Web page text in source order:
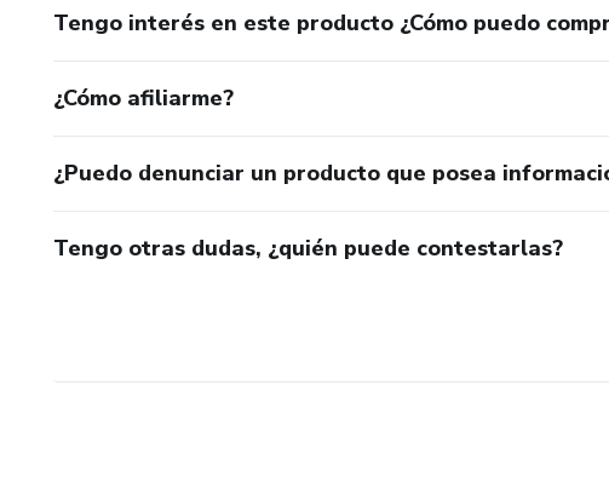
Tengo interés en este producto ¿Cómo puedo
¿Cómo afiliarme?
¿Puedo denunciar un producto que posea
Tengo otras dudas, ¿quién puede contestarlas?